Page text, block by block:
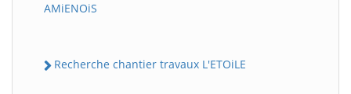
AMiENOiS
Recherche chantier travaux L'ETOiLE